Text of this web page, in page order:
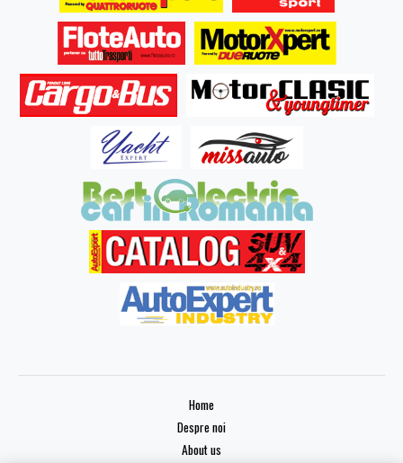
Home
Despre noi
About us